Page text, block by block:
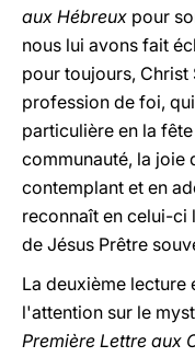
aux Hébreux pour
nous lui avons fait
pour toujours, Christ
profession de foi,
particulière en la
communauté, la joie
contemplant et en
reconnaît en celui-ci
de Jésus Prêtre
La deuxième lecture
l'attention sur le
Première Lettre aux